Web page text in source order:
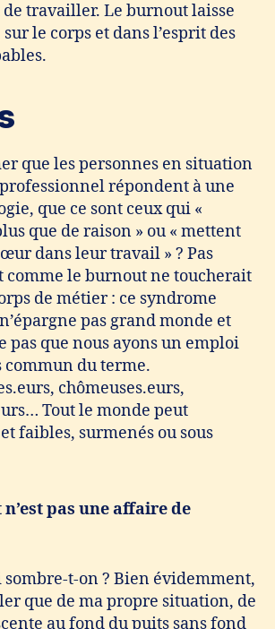
de travailler. Le burnout laisse
le corps et dans l’esprit des
que les personnes en situation
répondent à une
que ce sont ceux qui «
que de raison » ou « mettent
dans leur travail » ? Pas
comme le burnout ne toucherait
de métier : ce syndrome
pas grand monde et
pas que nous ayons un emploi
commun du terme.
chômeuses.eurs,
Tout le monde peut
faibles, surmenés ou sous
pas une affaire de
t-on ? Bien évidemment,
que de ma propre situation, de
au fond du puits sans fond